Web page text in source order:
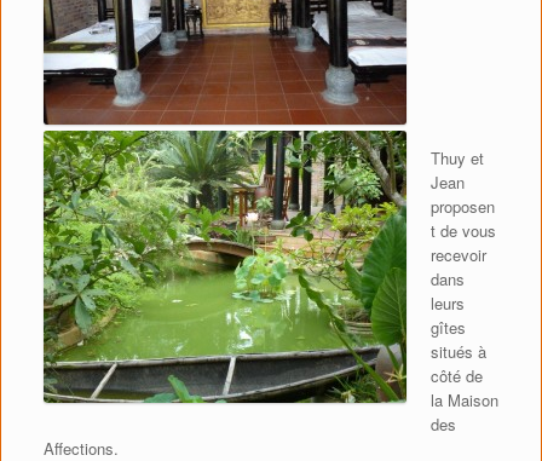
Thuy et
Jean
proposen
t de vous
recevoir
dans
leurs
gîtes
situés à
côté de
la Maison
des
Affections.